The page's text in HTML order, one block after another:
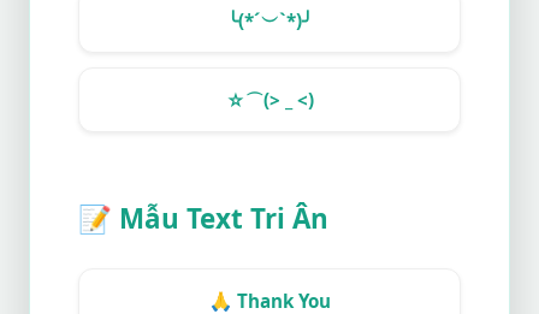
╰(*´︶`*)╯
☆⌒(> _ <)
📝 Mẫu Text Tri Ân
🙏 Thank You